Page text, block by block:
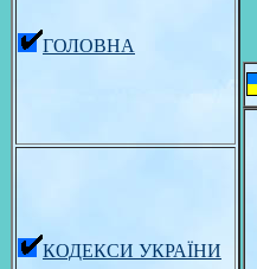
ГОЛОВНА
КОДЕКСИ УКРАЇНИ